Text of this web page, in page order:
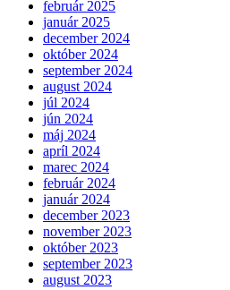
február 2025
január 2025
december 2024
október 2024
september 2024
august 2024
júl 2024
jún 2024
máj 2024
apríl 2024
marec 2024
február 2024
január 2024
december 2023
november 2023
október 2023
september 2023
august 2023